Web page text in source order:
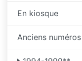
En kiosque
Anciens numéros